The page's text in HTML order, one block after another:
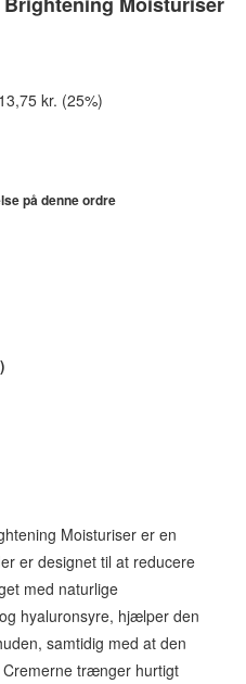
kr. (25%)
på denne ordre
Moisturiser er en
er designet til at reducere
med naturlige
hyaluronsyre, hjælper den
samtidig med at den
trænger hurtigt